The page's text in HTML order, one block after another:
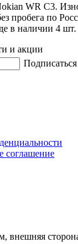
WR C3.
пробега по
в наличии 4 шт.
и акции
Подписаться
соглашение
внешняя